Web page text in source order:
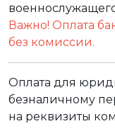
Важно! Оплата
без комиссии.
Оплата для
безналичному
на реквизиты